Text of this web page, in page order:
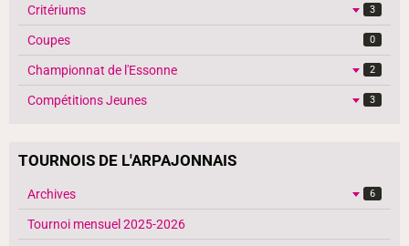
Critériums 3
Coupes 0
Championnat de l'Essonne 2
Compétitions Jeunes 3
TOURNOIS DE L'ARPAJONNAIS
Archives 6
Tournoi mensuel 2025-2026